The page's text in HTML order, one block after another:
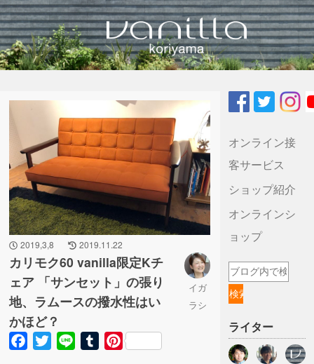
2019,3,8 2019.11.22
カリモク60 vanilla限定Kチ
ェア 「サンセット」の張り
地、ラムースの撥水性はい
かほど？
イガ
ラシ
Facebook
Twitter Line TumblrPinterest
オンライン接
客サービス
ショップ紹介
オンラインシ
ョップ
ライター